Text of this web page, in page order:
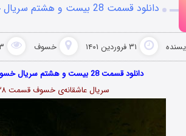
دانلود قسمت 28 بیست و هشتم سریال خسوف
۳۱ فروردین ۱۴۰۱ خسوف
دانلود قسمت 28 بیست و هشتم سریال خسوف با کیفیت 1080p Full HD BluRay
سریال عاشقانه‌ی خسوف قسمت ۲۸ به کارگردانی مازیار میری